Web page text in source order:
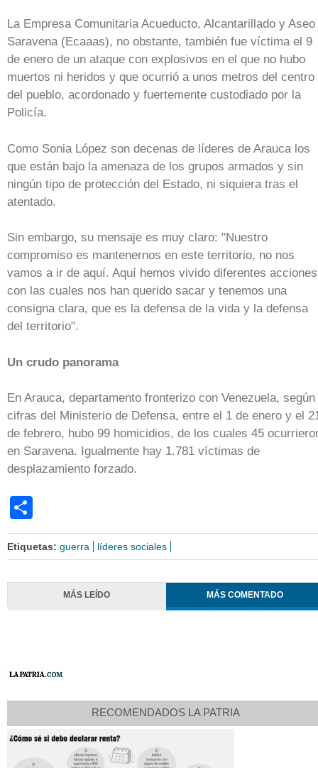
La Empresa Comunitaria Acueducto, Alcantarillado y Aseo
Saravena (Ecaaas), no obstante, también fue víctima el 9
de enero de un ataque con explosivos en el que no hubo
muertos ni heridos y que ocurrió a unos metros del centro
del pueblo, acordonado y fuertemente custodiado por la
Policía.
Como Sonia López son decenas de líderes de Arauca los
que están bajo la amenaza de los grupos armados y sin
ningún tipo de protección del Estado, ni siquiera tras el
atentado.
Sin embargo, su mensaje es muy claro: "Nuestro
compromiso es mantenernos en este territorio, no nos
vamos a ir de aquí. Aquí hemos vivido diferentes acciones
con las cuales nos han querido sacar y tenemos una
consigna clara, que es la defensa de la vida y la defensa
del territorio".
Un crudo panorama
En Arauca, departamento fronterizo con Venezuela, según
cifras del Ministerio de Defensa, entre el 1 de enero y el
de febrero, hubo 99 homicidios, de los cuales 45
en Saravena. Igualmente hay 1.781 víctimas de
desplazamiento forzado.
Etiquetas: guerra líderes sociales
MÁS LEÍDO MÁS COMENTADO
RECOMENDADOS LA PATRIA